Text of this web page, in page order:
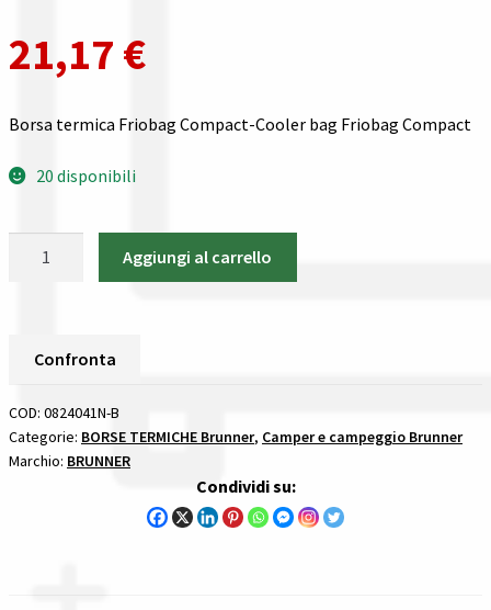
Guida all’utilizzo del sito
Pagamenti
Privacy policy
I nostri negozi
Riepilogo ordine
Spedizioni in europa
Tutte le categorie dei prodotti
21,17 €
Borsa termica Friobag Compact-Cooler bag Friobag Compact
20 disponibili
Brunner
TERMICHE
quantità
Aggiungi al carrello
Confronta
COD: 0824041N-B
Categorie: BORSE TERMICHE Brunner, Camper e campeggio Brunner
Marchio: BRUNNER
Condividi su: